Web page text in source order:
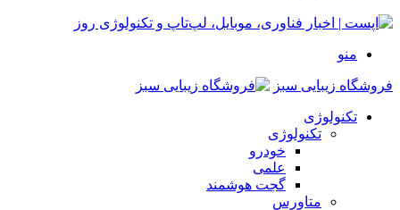
منو
فروشگاه زیبایی سبز
تکنولوژی
تکنولوژی
خودرو
علمی
گجت هوشمند
متاورس